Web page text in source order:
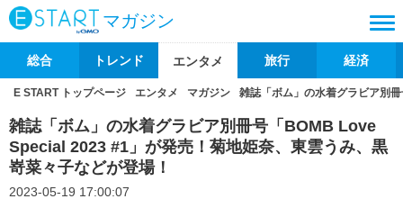
マガジン
総合 トレンド エンタメ 旅行 経済
E START トップページ エンタメ マガジン 雑誌「ボム」の水着グラビア別
雑誌「ボム」の水着グラビア別冊号「BOMB Love
Special 2023 #1」が発売！菊地姫奈、東雲うみ、黒
嵜菜々子などが登場！
2023-05-19 17:00:07